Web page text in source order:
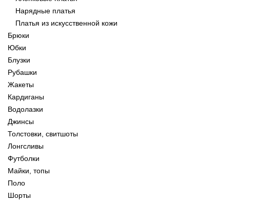
Нарядные платья
Платья из искусственной кожи
Брюки
Юбки
Блузки
Рубашки
Жакеты
Кардиганы
Водолазки
Джинсы
Толстовки, свитшоты
Лонгсливы
Футболки
Майки, топы
Поло
Шорты